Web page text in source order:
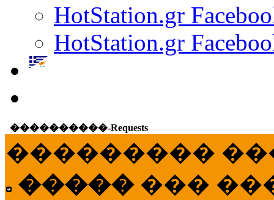
HotStation.gr
HotStation.gr
����������-Requests
���������
����� ���